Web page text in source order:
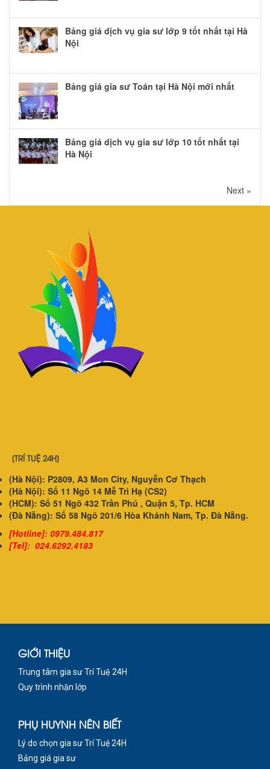
Bảng giá dịch vụ gia sư lớp 9 tốt nhất tại Hà
Nội
Bảng giá gia sư Toán tại Hà Nội mới nhất
Bảng giá dịch vụ gia sư lớp 10 tốt nhất tại
Hà Nội
Next »
[TRÍ TUỆ 24H]
(Hà Nội): P2809, A3 Mon City, Nguyễn Cơ Thạch
(Hà Nội): Số 11 Ngõ 14 Mễ Trì Hạ (CS2)
(HCM): Số 51 Ngõ 432 Trần Phú , Quận 5, Tp. HCM
(Đà Nẵng): Số 58 Ngõ 201/6 Hòa Khánh Nam, Tp. Đà Nẵng.
[Hotline]: 0979.484.817
[Tel]: 024.6292.4183
GIỚI THIỆU
Trung tâm gia sư Trí Tuệ 24H
Quy trình nhận lớp
PHỤ HUYNH NÊN BIẾT
Lý do chọn gia sư Trí Tuệ 24H
Bảng giá gia sư